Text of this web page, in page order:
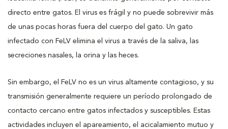
directo entre gatos. El virus es frágil y no puede sobrevivir más
de unas pocas horas fuera del cuerpo del gato. Un gato
infectado con FeLV elimina el virus a través de la saliva, las
secreciones nasales, la orina y las heces.
Sin embargo, el FeLV no es un virus altamente contagioso, y su
transmisión generalmente requiere un período prolongado de
contacto cercano entre gatos infectados y susceptibles. Estas
actividades incluyen el apareamiento, el acicalamiento mutuo y